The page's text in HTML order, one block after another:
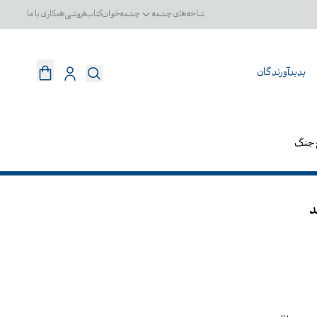
شاخه‌های چشمه چشمه‌خوانکتاب‌فروشیهمکاری با ما
پدیدآورندگان
جنگ